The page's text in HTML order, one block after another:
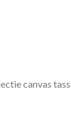
canvas